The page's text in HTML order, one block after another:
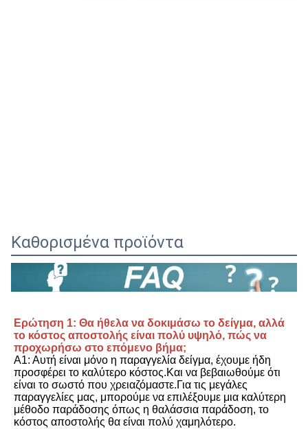
Καθορισμένα προϊόντα
Ερώτηση 1: Θα ήθελα να δοκιμάσω το δείγμα, αλλά
το κόστος αποστολής είναι πολύ υψηλό, πώς να
προχωρήσω στο επόμενο βήμα;
Α1: Αυτή είναι μόνο η παραγγελία δείγμα, έχουμε ήδη
προσφέρει το καλύτερο κόστος.Και να βεβαιωθούμε ότι
είναι το σωστό που χρειαζόμαστε.Για τις μεγάλες
παραγγελίες μας, μπορούμε να επιλέξουμε μια καλύτερη
μέθοδο παράδοσης όπως η θαλάσσια παράδοση, το
κόστος αποστολής θα είναι πολύ χαμηλότερο.